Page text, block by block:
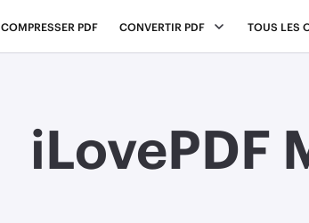
COMPRESSER PDF CONVERTIR PDF TOUS LES
iLovePDF